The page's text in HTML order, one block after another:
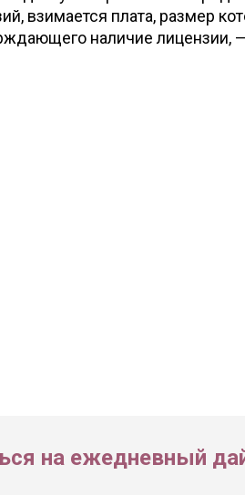
взимается плата, размер
наличие лицензии,
на ежедневный